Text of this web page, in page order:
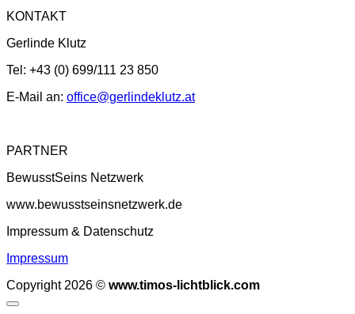
KONTAKT
Gerlinde Klutz
Tel: +43 (0) 699/111 23 850
E-Mail an: office@gerlindeklutz.at
PARTNER
BewusstSeins Netzwerk
www.bewusstseinsnetzwerk.de
Impressum & Datenschutz
Impressum
Copyright 2026 © www.timos-lichtblick.com